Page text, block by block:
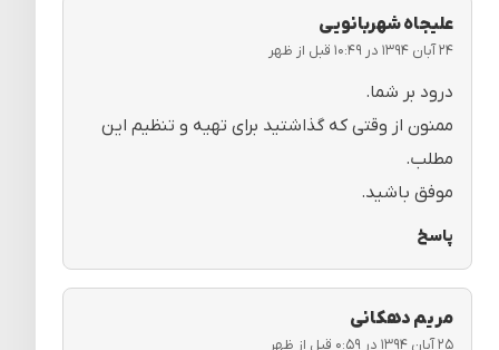
علیجاه شهربانویی
۲۴ آبان ۱۳۹۴ در ۱۰:۴۹ قبل از ظهر
درود بر شما.
ممنون از وقتی که گذاشتید برای تهیه و تنظیم این
مطلب.
موفق باشید.
پاسخ
مریم دهکانی
۲۵ آبان ۱۳۹۴ در ۰:۵۹ قبل از ظهر